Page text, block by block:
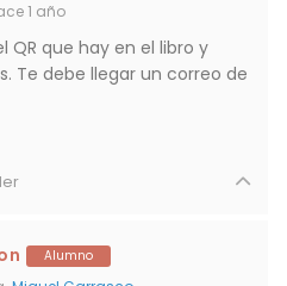
1 año
QR que hay en el libro y
Te debe llegar un correo de
Alumno